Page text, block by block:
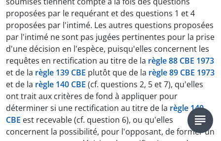
proposées par le requérant et des questions 1 et 4
proposées par l'intimé. Les autres questions proposées
par l'intimé ne sont pas jugées pertinentes pour la prise
d'une décision en l'espèce, puisqu'elles concernent les
requêtes en rectification au titre de la règle 88 CBE 1973
et de la règle 139 CBE plutôt que de la règle 89 CBE 1973
et de la règle 140 CBE (cf. questions 2, 5 et 7), qu'elles
ont trait aux critères de fond à appliquer pour
déterminer si une rectification au titre de la règle 140
CBE est recevable (cf. question 6), ou qu'elles
concernent la possibilité, pour l'opposant, de former un